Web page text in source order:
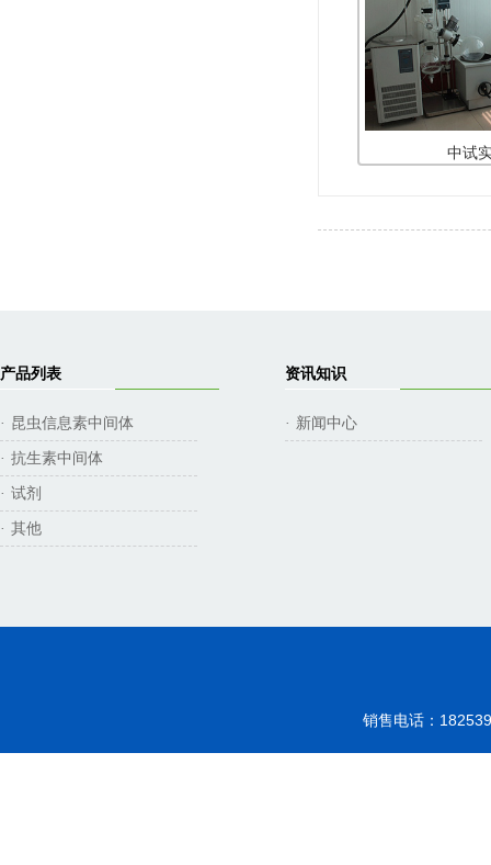
中试
产品列表
· 昆虫信息素中间体
· 抗生素中间体
· 试剂
· 其他
资讯知识
· 新闻中心
销售电话：